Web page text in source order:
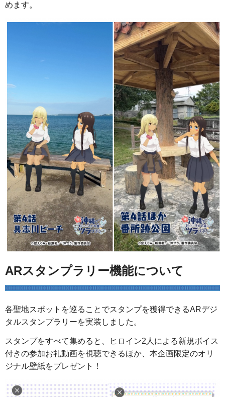
めます。
ARスタンプラリー機能について
各聖地スポットを巡ることでスタンプを獲得できるARデジ
タルスタンプラリーを実装しました。
スタンプをすべて集めると、ヒロイン2人による新規ボイス
付きの参加お礼動画を視聴できるほか、本企画限定のオリ
ジナル壁紙をプレゼント！